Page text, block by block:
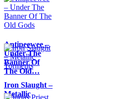
Antipeewee –
Under The
Banner Of
The Old…
Iron Slaught –
Metallic